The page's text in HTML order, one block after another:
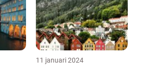
11 januari 2024